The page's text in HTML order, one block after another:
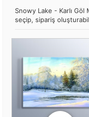
Snowy Lake - Karlı Göl
seçip, sipariş